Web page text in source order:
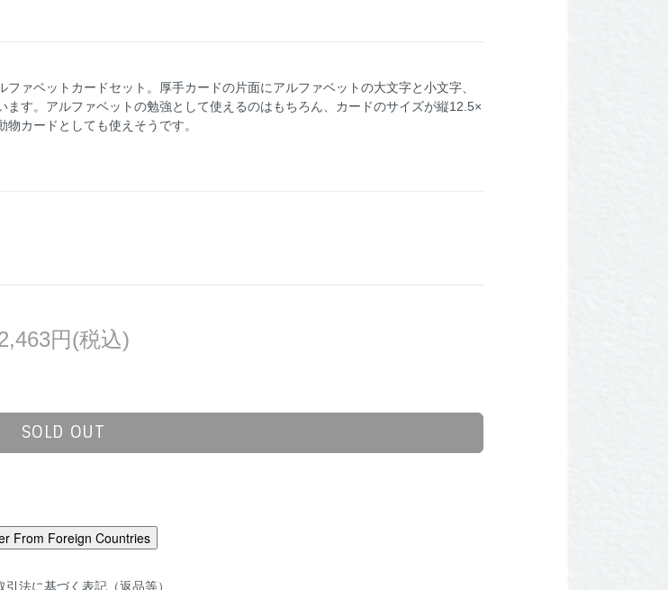
ァベットカードセット。厚手カードの片面にアルファベットの大文字と小文字、
す。アルファベットの勉強として使えるのはもちろん、カードのサイズが縦12.5×
カードとしても使えそうです。
円(税込)
SOLD OUT
引法に基づく表記（返品等）